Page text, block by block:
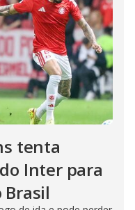
tenta
Inter para
Brasil